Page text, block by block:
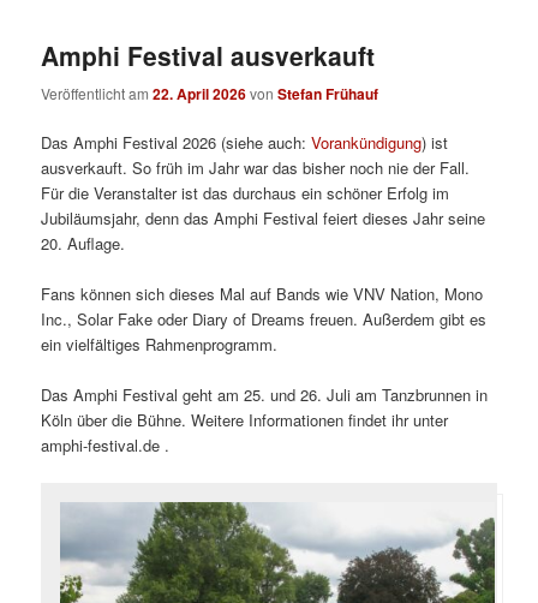
Amphi Festival ausverkauft
Veröffentlicht am22. April 2026vonStefan Frühauf
Das Amphi Festival 2026 (siehe auch:Vorankündigung) ist
ausverkauft. So früh im Jahr war das bisher noch nie der Fall.
Für die Veranstalter ist das durchaus ein schöner Erfolg im
Jubiläumsjahr, denn das Amphi Festival feiert dieses Jahr seine
20. Auflage.
Fans können sich dieses Mal auf Bands wie VNV Nation, Mono
Inc., Solar Fake oder Diary of Dreams freuen. Außerdem gibt es
ein vielfältiges Rahmenprogramm.
Das Amphi Festival geht am 25. und 26. Juli am Tanzbrunnen in
Köln über die Bühne. Weitere Informationen findet ihr unter
amphi-festival.de .